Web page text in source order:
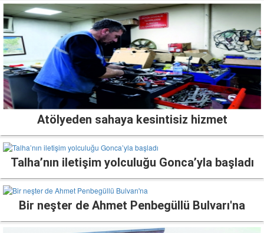
Atölyeden sahaya kesintisiz hizmet
Talha’nın iletişim yolculuğu Gonca’yla başladı
Bir neşter de Ahmet Penbegüllü Bulvarı'na